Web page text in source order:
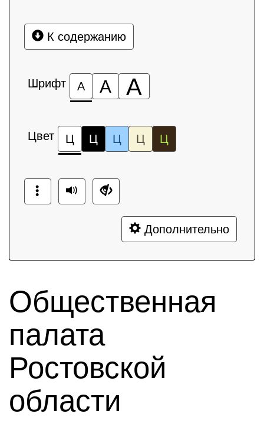
К содержанию
Шрифт А А А
Цвет Ц Ц Ц Ц Ц
Дополнительно
Общественная
палата
Ростовской
области